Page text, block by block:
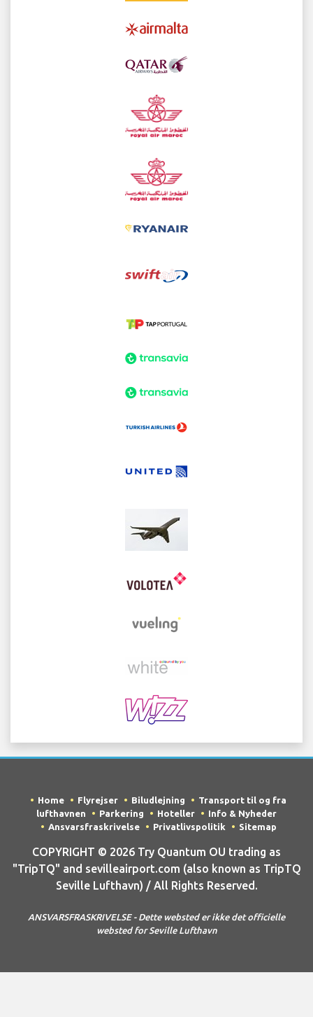
Home Flyrejser Biludlejning
Transport til og fra
lufthavnen
Parkering Hoteller
Info & Nyheder
Ansvarsfraskrivelse
Privatlivspolitik Sitemap
COPYRIGHT © 2026 Try Quantum OU trading as
"TripTQ" and sevilleairport.com (also known as TripTQ
Seville Lufthavn) / All Rights Reserved.
ANSVARSFRASKRIVELSE - Dette websted er ikke det officielle
websted for Seville Lufthavn